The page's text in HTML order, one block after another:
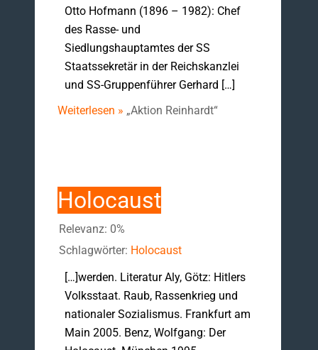
Otto Hofmann (1896 – 1982): Chef
des Rasse- und
Siedlungshauptamtes der SS
Staatssekretär in der Reichskanzlei
und SS-Gruppenführer Gerhard […]
Weiterlesen » „Aktion Reinhardt“
Holocaust
Relevanz: 0%
Schlagwörter: Holocaust
[…]werden. Literatur Aly, Götz: Hitlers
Volksstaat. Raub, Rassenkrieg und
nationaler Sozialismus. Frankfurt am
Main 2005. Benz, Wolfgang: Der